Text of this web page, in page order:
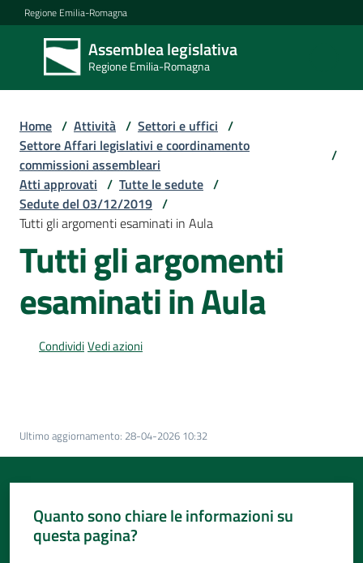
Vai al contenuto
Vai alla navigazione
Vai al footer
Regione Emilia-Romagna
Assemblea legislativa
Regione Emilia-Romagna
Assemblea
legislativa
Regione Emilia-
Assemblea
Attività
Argomenti
cittadini
Home / Attività / Settori e uffici /
Settore Affari legislativi e coordinamento
commissioni assembleari
/
Atti approvati / Tutte le sedute /
Sedute del 03/12/2019 /
Tutti gli argomenti esaminati in Aula
Tutti gli argomenti
esaminati in Aula
CondividiVedi azioni
Ultimo aggiornamento: 28-04-2026 10:32
Quanto sono chiare le informazioni su
questa pagina?